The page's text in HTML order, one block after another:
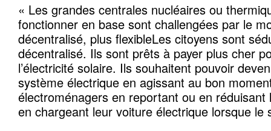
« Les grandes centrales nucléaires ou
fonctionner en base sont challengées par le
décentralisé, plus flexibleLes citoyens sont
décentralisé. Ils sont prêts à payer plus cher
l’électricité solaire. Ils souhaitent pouvoir
système électrique en agissant au bon
électroménagers en reportant ou en réduisant
en chargeant leur voiture électrique lorsque le